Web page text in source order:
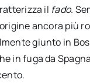
il fado.
ancora più
giunto in
in fuga da